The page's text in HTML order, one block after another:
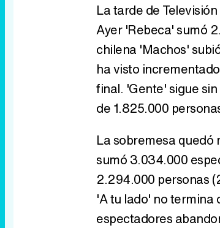
La tarde de
Ayer 'Rebeca' sumó
chilena 'Machos'
ha visto
final. 'Gente' sigue
de 1.825.000
La sobremesa
sumó 3.034.000
2.294.000 personas
'A tu lado' no termina
espectadores